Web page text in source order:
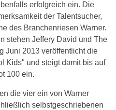
erfolgreich ein. Die
der Talentsucher,
des Branchenriesen Warner.
stehen Jeffery David und The
Juni 2013 veröffentlicht die
Kids" und steigt damit bis auf
100 ein.
die vier ein von Warner
selbstgeschriebenen